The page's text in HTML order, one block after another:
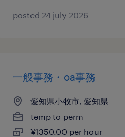
posted 24 july 2026
一般事務・oa事務
愛知県小牧市, 愛知県
temp to perm
¥1350.00 per hour